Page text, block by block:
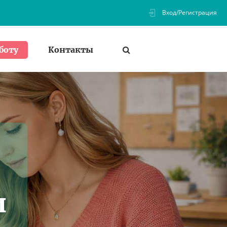
Вход/Регистрация
Контакты